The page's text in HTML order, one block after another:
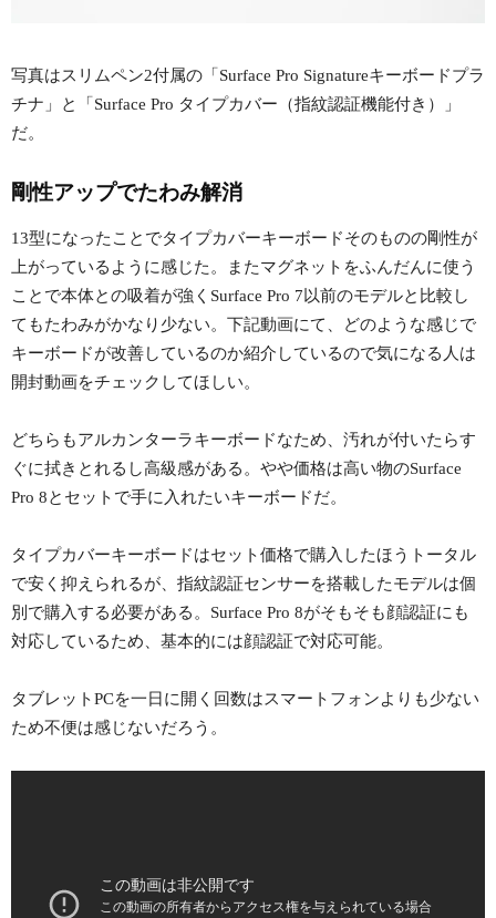
写真はスリムペン2付属の「Surface Pro Signatureキーボードプラ
チナ」と「Surface Pro タイプカバー（指紋認証機能付き）」
だ。
剛性アップでたわみ解消
13型になったことでタイプカバーキーボードそのものの剛性が
上がっているように感じた。またマグネットをふんだんに使う
ことで本体との吸着が強くSurface Pro 7以前のモデルと比較し
てもたわみがかなり少ない。下記動画にて、どのような感じで
キーボードが改善しているのか紹介しているので気になる人は
開封動画をチェックしてほしい。
どちらもアルカンターラキーボードなため、汚れが付いたらす
ぐに拭きとれるし高級感がある。やや価格は高い物のSurface
Pro 8とセットで手に入れたいキーボードだ。
タイプカバーキーボードはセット価格で購入したほうトータル
で安く抑えられるが、指紋認証センサーを搭載したモデルは個
別で購入する必要がある。Surface Pro 8がそもそも顔認証にも
対応しているため、基本的には顔認証で対応可能。
タブレットPCを一日に開く回数はスマートフォンよりも少ない
ため不便は感じないだろう。